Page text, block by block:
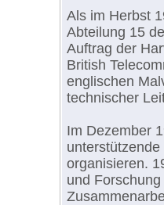
Als im Herbst
Abteilung 15
Auftrag der
British
englischen
technischer
Im Dezember
organisieren.
und